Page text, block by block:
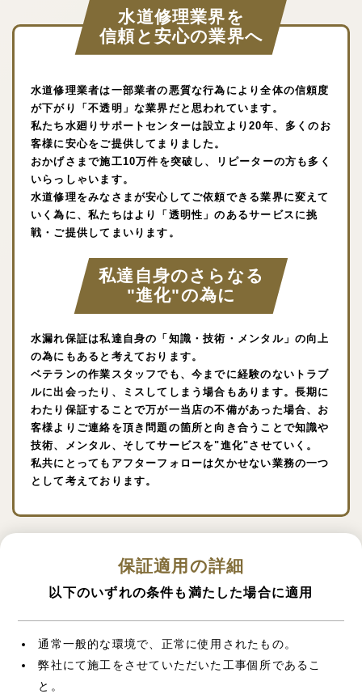
水道修理業界を
信頼と安心の業界へ
水道修理業者は一部業者の悪質な行為により全体の信頼度
が下がり「不透明」な業界だと思われています。
私たち水廻りサポートセンターは設立より20年、多くのお
客様に安心をご提供してまりました。
おかげさまで施工10万件を突破し、リピーターの方も多く
いらっしゃいます。
水道修理をみなさまが安心してご依頼できる業界に変えて
いく為に、私たちはより「透明性」のあるサービスに挑
戦・ご提供してまいります。
私達自身のさらなる
"進化"の為に
水漏れ保証は私達自身の「知識・技術・メンタル」の向上
の為にもあると考えております。
ベテランの作業スタッフでも、今までに経験のないトラブ
ルに出会ったり、ミスしてしまう場合もあります。長期に
わたり保証することで万が一当店の不備があった場合、お
客様よりご連絡を頂き問題の箇所と向き合うことで知識や
技術、メンタル、そしてサービスを"進化"させていく。
私共にとってもアフターフォローは欠かせない業務の一つ
として考えております。
保証適用の詳細
以下のいずれの条件も満たした場合に適用
通常一般的な環境で、正常に使用されたもの。
弊社にて施工をさせていただいた工事個所であるこ
と。